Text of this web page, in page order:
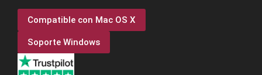
Compatible con Mac OS X
Soporte Windows